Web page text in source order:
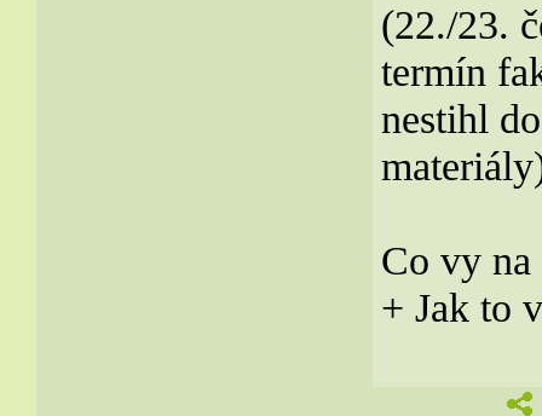
(22./23.
termín
nestihl
Co vy na
+ Jak to